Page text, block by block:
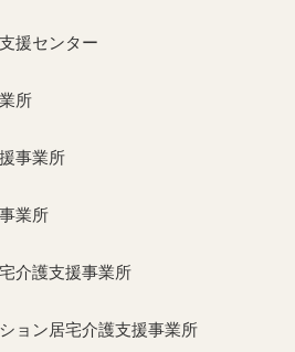
援センター
所
事業所
業所
介護支援事業所
ョン居宅介護支援事業所